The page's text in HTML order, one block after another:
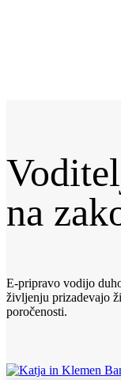
na
E-pripravo vodijo
življenju prizadevajo
poročenosti.